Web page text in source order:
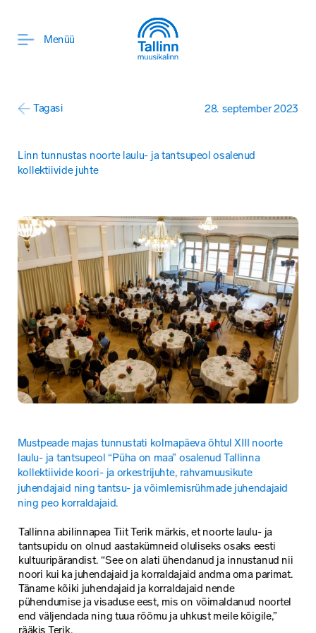
Menüü
28. september 2023
Tagasi
Linn tunnustas noorte laulu- ja tantsupeol osalenud
kollektiivide juhte
Mustpeade majas tunnustati kolmapäeva õhtul XIII noorte
laulu- ja tantsupeol “Püha on maa” osalenud Tallinna
kollektiivide koori- ja orkestrijuhte, rahvamuusikute
juhendajaid ning tantsu- ja võimlemisrühmade juhendajaid
ning peo korraldajaid.
Tallinna abilinnapea Tiit Terik märkis, et noorte laulu- ja
tantsupidu on olnud aastakümneid oluliseks osaks eesti
kultuuripärandist. “See on alati ühendanud ja innustanud nii
noori kui ka juhendajaid ja korraldajaid andma oma parimat.
Täname kõiki juhendajaid ja korraldajaid nende
pühendumise ja visaduse eest, mis on võimaldanud noortel
end väljendada ning tuua rõõmu ja uhkust meile kõigile,”
rääkis Terik.